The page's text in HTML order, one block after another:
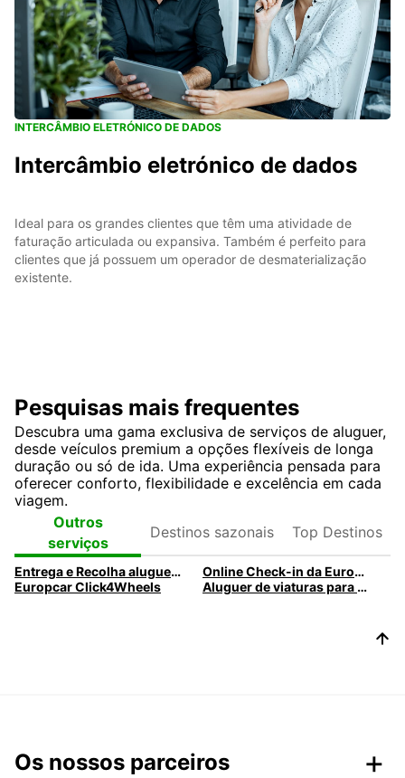
INTERCÂMBIO ELETRÓNICO DE DADOS
Intercâmbio eletrónico de dados
Ideal para os grandes clientes que têm uma atividade de
faturação articulada ou expansiva. Também é perfeito para
clientes que já possuem um operador de desmaterialização
existente.
Pesquisas mais frequentes
Descubra uma gama exclusiva de serviços de aluguer,
desde veículos premium a opções flexíveis de longa
duração ou só de ida. Uma experiência pensada para
oferecer conforto, flexibilidade e excelência em cada
viagem.
Outros
serviços
sazonais
Destinos
Entrega e Recolha aluguer de automóveis com a Europcar
Online Check-in da Europcar
Europcar Click4Wheels
Aluguer de viaturas para empresas
Os nossos parceiros